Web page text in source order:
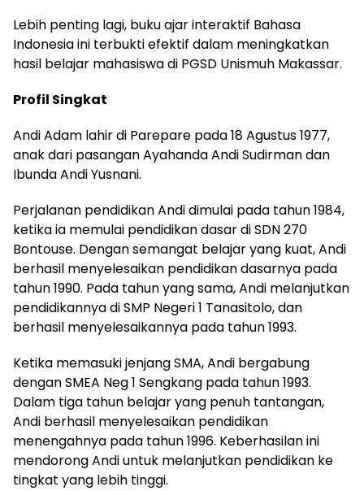
Lebih penting lagi, buku ajar interaktif Bahasa
Indonesia ini terbukti efektif dalam meningkatkan
hasil belajar mahasiswa di PGSD Unismuh Makassar.
Profil Singkat
Andi Adam lahir di Parepare pada 18 Agustus 1977,
anak dari pasangan Ayahanda Andi Sudirman dan
Ibunda Andi Yusnani.
Perjalanan pendidikan Andi dimulai pada tahun 1984,
ketika ia memulai pendidikan dasar di SDN 270
Bontouse. Dengan semangat belajar yang kuat, Andi
berhasil menyelesaikan pendidikan dasarnya pada
tahun 1990. Pada tahun yang sama, Andi melanjutkan
pendidikannya di SMP Negeri 1 Tanasitolo, dan
berhasil menyelesaikannya pada tahun 1993.
Ketika memasuki jenjang SMA, Andi bergabung
dengan SMEA Neg 1 Sengkang pada tahun 1993.
Dalam tiga tahun belajar yang penuh tantangan,
Andi berhasil menyelesaikan pendidikan
menengahnya pada tahun 1996. Keberhasilan ini
mendorong Andi untuk melanjutkan pendidikan ke
tingkat yang lebih tinggi.